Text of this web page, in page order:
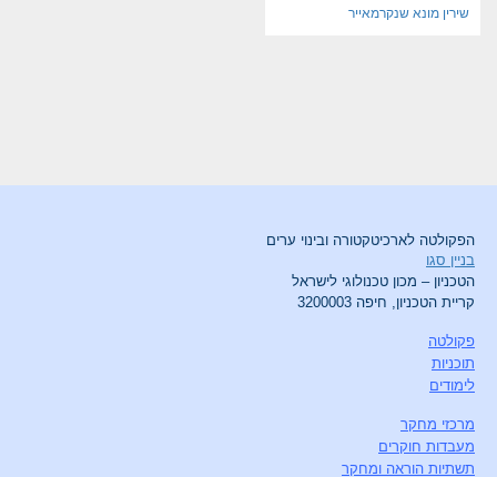
שירין מונא שנקרמאייר
הפקולטה לארכיטקטורה ובינוי ערים
בניין סגו
הטכניון – מכון טכנולוגי לישראל
קריית הטכניון, חיפה 3200003
פקולטה
תוכניות
לימודים
מרכזי מחקר
מעבדות חוקרים
תשתיות הוראה ומחקר